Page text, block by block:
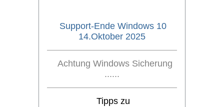
Support-Ende Windows 10
14.Oktober 2025
Achtung Windows Sicherung
......
Tipps zu